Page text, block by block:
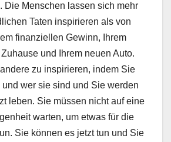
Die Menschen lassen sich mehr
Taten inspirieren als von
finanziellen Gewinn, Ihrem
und Ihrem neuen Auto.
zu inspirieren, indem Sie
wer sie sind und Sie werden
leben. Sie müssen nicht auf eine
warten, um etwas für die
Sie können es jetzt tun und Sie